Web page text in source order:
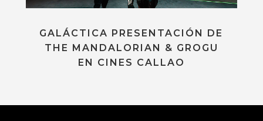
GALÁCTICA PRESENTACIÓN DE
THE MANDALORIAN & GROGU
EN CINES CALLAO